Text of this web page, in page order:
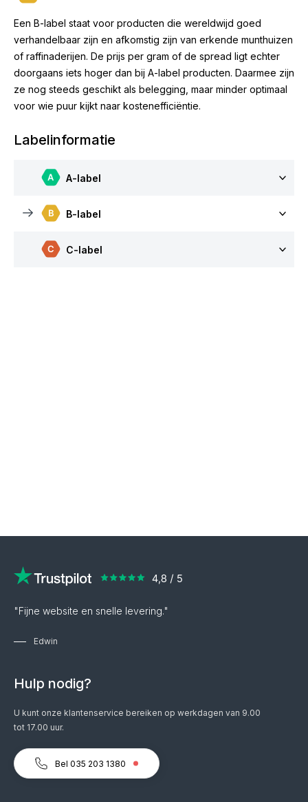
Een B-label staat voor producten die wereldwijd goed
verhandelbaar zijn en afkomstig zijn van erkende munthuizen
of raffinaderijen. De prijs per gram of de spread ligt echter
doorgaans iets hoger dan bij A-label producten. Daarmee zijn
ze nog steeds geschikt als belegging, maar minder optimaal
voor wie puur kijkt naar kostenefficiëntie.
Labelinformatie
A-label
B-label
C-label
"Fijne website en snelle levering."
Edwin
Hulp nodig?
U kunt onze klantenservice bereiken op werkdagen van 9.00
tot 17.00 uur.
Bel 035 203 1380